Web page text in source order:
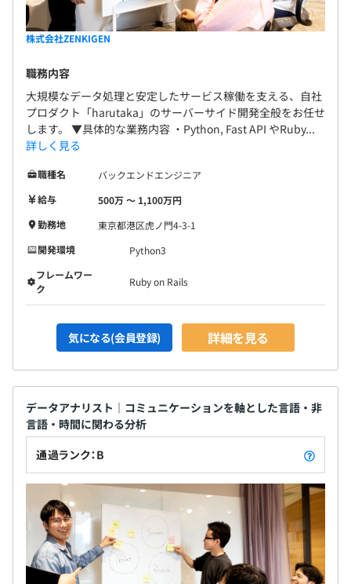
株式会社ZENKIGEN
職務内容
大規模なデータ処理と安定したサービス稼働を支える、自社
プロダクト「harutaka」のサーバーサイド開発全般をお任せ
します。 ▼具体的な業務内容 ・Python, Fast API やRuby...
詳しく見る
職種名
バックエンドエンジニア
給与
500万 〜 1,100万円
勤務地
東京都港区虎ノ門4-3-1
開発環境
Python3
フレームワー
ク
Ruby on Rails
気になる(会員登録) 詳細を見る
データアナリスト｜コミュニケーションを軸とした言語・非
言語・時間に関わる分析
通過ランク：B